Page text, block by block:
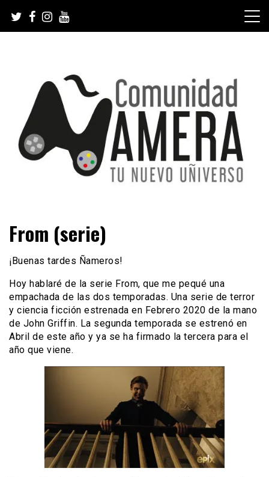
content
Comunidad Ñamera
From (serie)
¡Buenas tardes Ñameros!
Hoy hablaré de la serie From, que me pequé una
empachada de las dos temporadas. Una serie de terror
y ciencia ficción estrenada en Febrero 2020 de la mano
de John Griffin. La segunda temporada se estrenó en
Abril de este año y ya se ha firmado la tercera para el
año que viene.